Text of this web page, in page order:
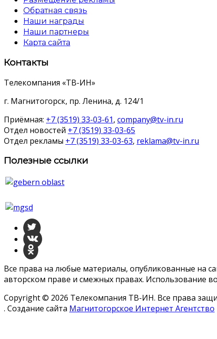
Обратная связь
Наши награды
Наши партнеры
Карта сайта
Контакты
Телекомпания «ТВ-ИН»
г. Магнитогорск, пр. Ленина, д. 124/1
Приёмная: +7 (3519) 33-03-61, company@tv-in.ru
Отдел новостей +7 (3519) 33-03-65
Отдел рекламы +7 (3519) 33-03-63, reklama@tv-in.ru
Полезные ссылки
Все права на любые материалы, опубликованные на
авторском праве и смежных правах. Использование
Copyright © 2026 Телекомпания ТВ-ИН. Все права
. Создание сайта Магнитогорское Интернет Агентство